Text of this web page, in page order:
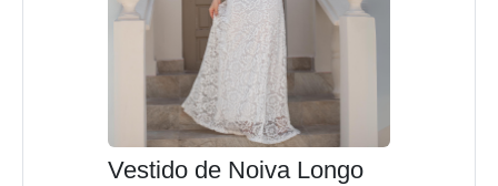
Vestido de Noiva Longo